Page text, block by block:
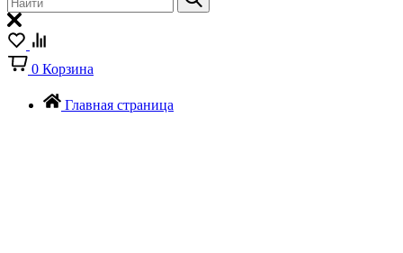
0 Корзина
Главная страница